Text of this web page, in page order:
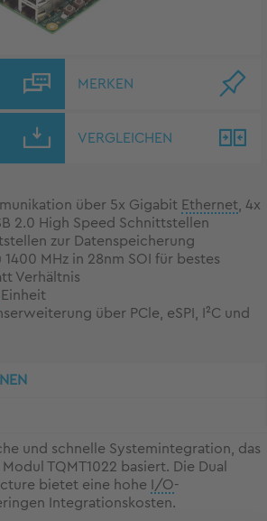
MERKEN
VERGLEICHEN
über 5x Gigabit Ethernet , 4x
2.0 High Speed Schnittstellen
zur Datenspeicherung
MHz in 28nm SOI für bestes
Verhältnis
Einheit
über PCle, eSPI, I²C und
und schnelle Systemintegration, das
TQMT1022 basiert. Die Dual
bietet eine hohe
I/O-
Integrationskosten.